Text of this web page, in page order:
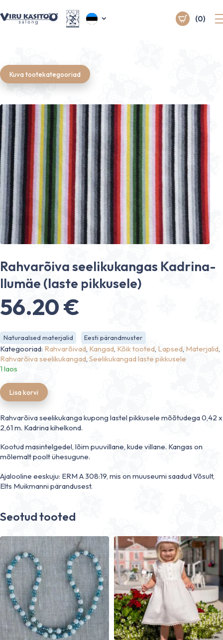
(0)
Kuva tootekategooriad
Rahvarõiva seelikukangas Kadrina-
Ilumäe (laste pikkusele)
56.20€
Naturaalsed materjalid Eesti pärandmuster
Kategooriad: Rahvarõivad, Kangad, Kõik tooted, Lapsed, Materjalid,
Rahvarõiva seelikukangad, Seelikukangad laste pikkusele
1 laos
Lisa korvi
Rahvarõiva seelikukanga kupong lastel pikkusele mõõtudega 0,42 x
2,61 m. Kadrina kihelkond.
Kootud masintelgedel, lõim puuvillane, kude villane. Kangas on
mõlemalt poolt ühesugune.
Ajalooline eeskuju: ERM A 308:19, mis on muuseumi saadud Võsult,
Elts Muikmanni pärandusest.
Seotud tooted